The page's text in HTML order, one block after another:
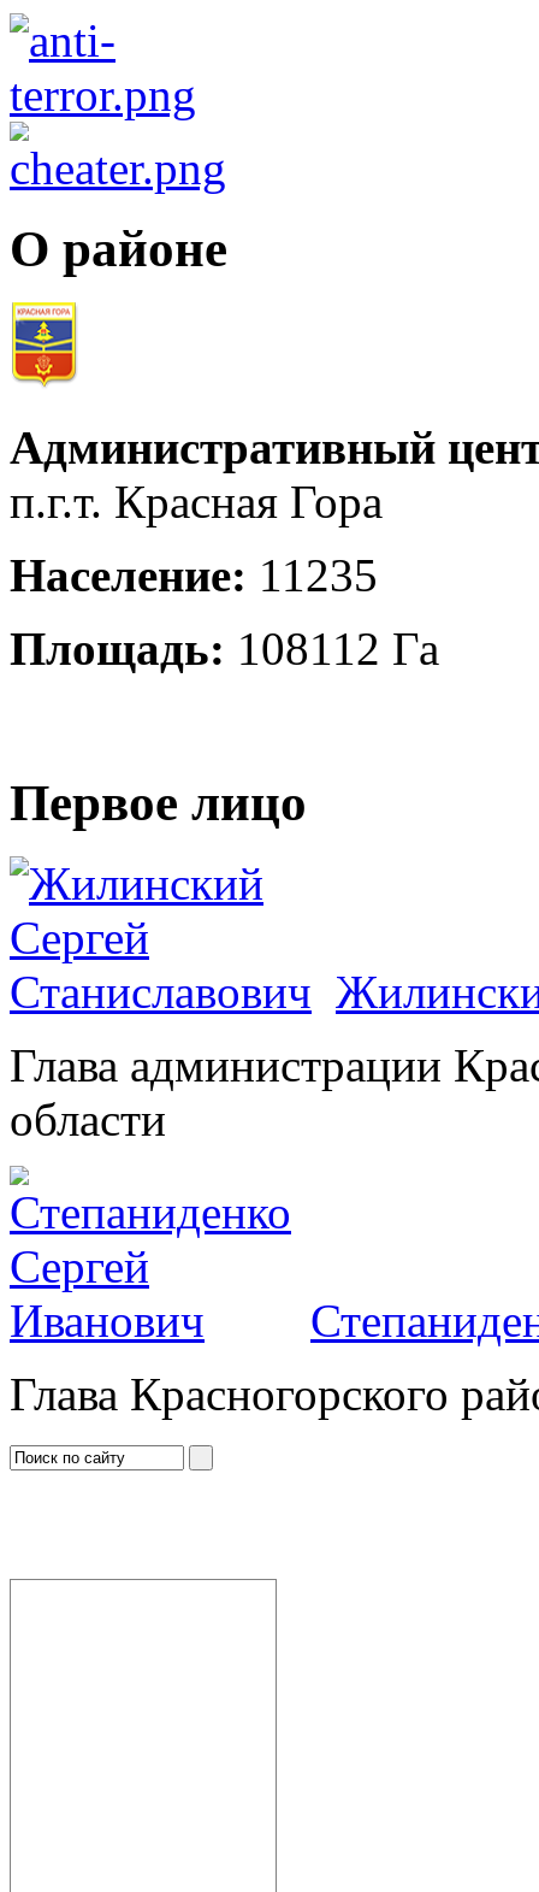
О районе
Административный
п.г.т. Красная Гора
Население: 11235
Площадь: 108112 Га
Первое лицо
Глава администрации
области
Глава Красногорского